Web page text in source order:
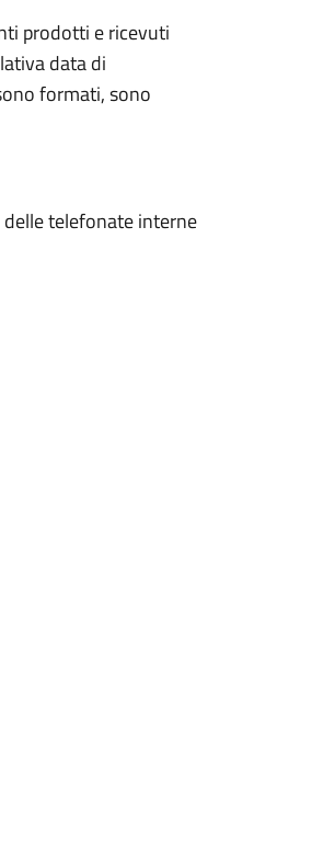
prodotti e ricevuti
data di
formati, sono
telefonate interne